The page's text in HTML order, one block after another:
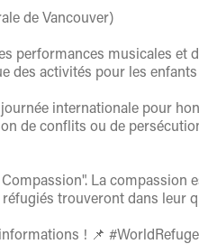
de Vancouver)
performances musicales et
des activités pour les
internationale pour
de conflits ou de
La
trouveront dans leur
! 📌